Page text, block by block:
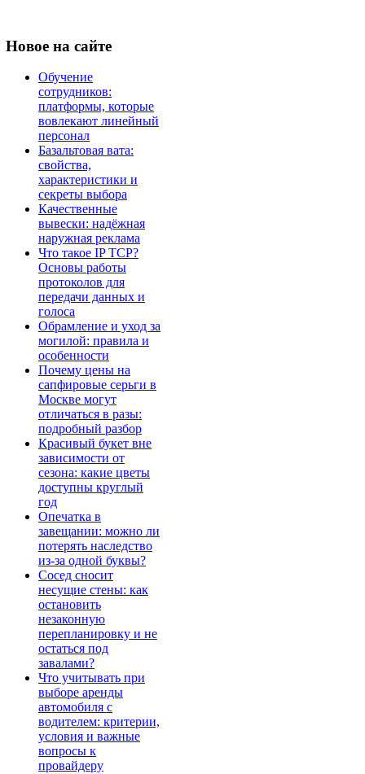
Новое на сайте
Обучение
сотрудников:
платформы, которые
вовлекают линейный
персонал
Базальтовая вата:
свойства,
характеристики и
секреты выбора
Качественные
вывески: надёжная
наружная реклама
Что такое IP TCP?
Основы работы
протоколов для
передачи данных и
голоса
Обрамление и уход за
могилой: правила и
особенности
Почему цены на
сапфировые серьги в
Москве могут
отличаться в разы:
подробный разбор
Красивый букет вне
зависимости от
сезона: какие цветы
доступны круглый
год
Опечатка в
завещании: можно ли
потерять наследство
из-за одной буквы?
Сосед сносит
несущие стены: как
остановить
незаконную
перепланировку и не
остаться под
завалами?
Что учитывать при
выборе аренды
автомобиля с
водителем: критерии,
условия и важные
вопросы к
провайдеру